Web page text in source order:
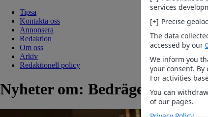
Tipsa
Kontakta oss
Annonsera
Redaktion
Om oss
Arkiv
Redaktionell policy
Nyheter om: Bedrägerivarning